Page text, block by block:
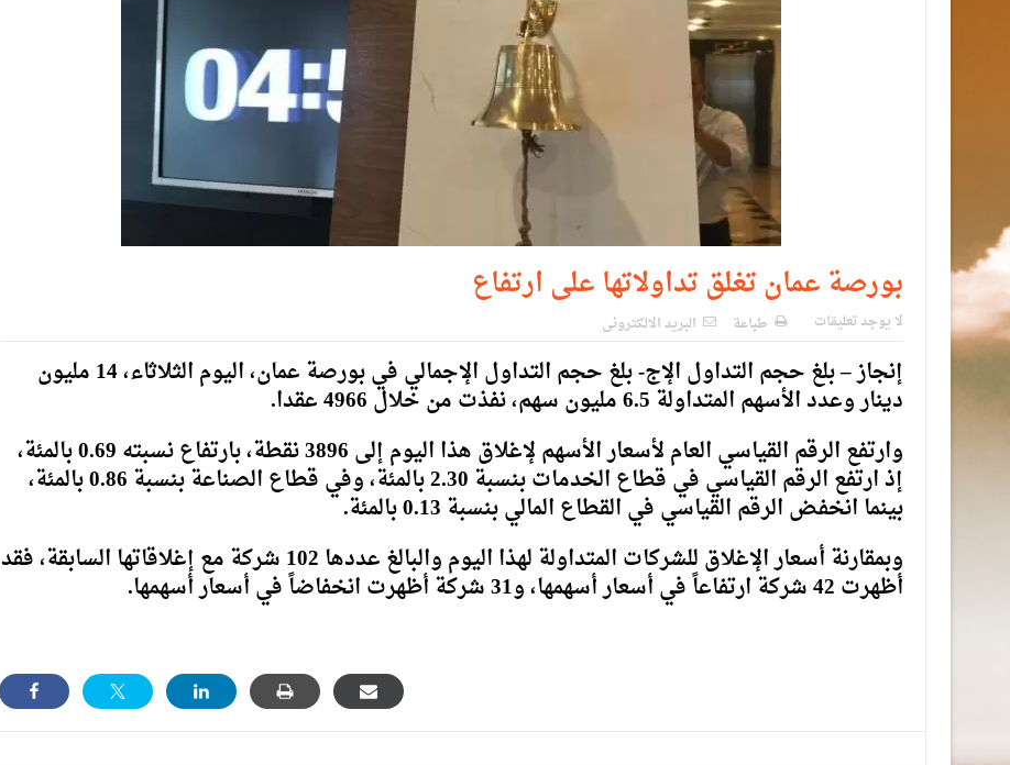
بورصة عمان تغلق تداولاتها على ارتفاع
لا يوجد تعليقات طباعة البريد الالكترونى
إنجاز – بلغ حجم التداول الإج- بلغ حجم التداول الإجمالي في بورصة عمان، اليوم الثلاثاء، 14 مليون
دينار وعدد الأسهم المتداولة 6.5 مليون سهم، نفذت من خلال 4966 عقدا.
وارتفع الرقم القياسي العام لأسعار الأسهم لإغلاق هذا اليوم إلى 3896 نقطة، بارتفاع نسبته 0.69 بالمئة،
إذ ارتفع الرقم القياسي في قطاع الخدمات بنسبة 2.30 بالمئة، وفي قطاع الصناعة بنسبة 0.86 بالمئة،
بينما انخفض الرقم القياسي في القطاع المالي بنسبة 0.13 بالمئة.
وبمقارنة أسعار الإغلاق للشركات المتداولة لهذا اليوم والبالغ عددها 102 شركة مع إغلاقاتها السابقة، فقد
أظهرت 42 شركة ارتفاعاً في أسعار أسهمها، و31 شركة أظهرت انخفاضاً في أسعار أسهمها.